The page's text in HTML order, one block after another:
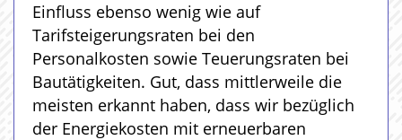
Einfluss ebenso wenig wie auf
Tarifsteigerungsraten bei den
Personalkosten sowie Teuerungsraten bei
Bautätigkeiten. Gut, dass mittlerweile die
meisten erkannt haben, dass wir bezüglich
der Energiekosten mit erneuerbaren